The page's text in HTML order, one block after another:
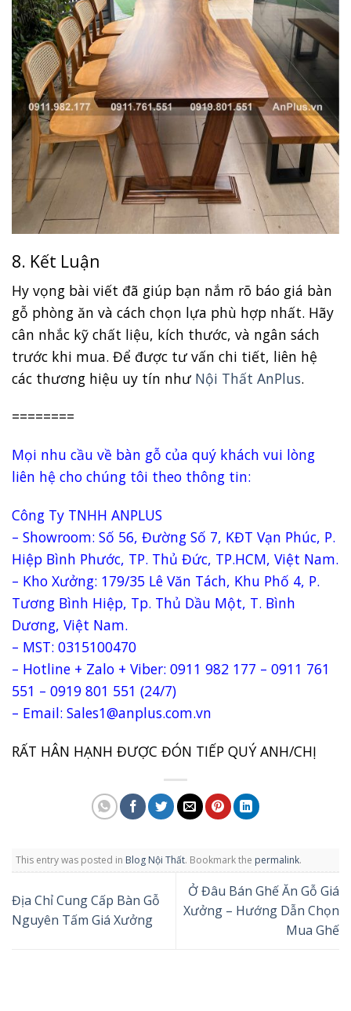
8. Kết Luận
Hy vọng bài viết đã giúp bạn nắm rõ báo giá bàn
gỗ phòng ăn và cách chọn lựa phù hợp nhất. Hãy
cân nhắc kỹ chất liệu, kích thước, và ngân sách
trước khi mua. Để được tư vấn chi tiết, liên hệ
các thương hiệu uy tín như Nội Thất AnPlus.
========
Mọi nhu cầu về bàn gỗ của quý khách vui lòng
liên hệ cho chúng tôi theo thông tin:
Công Ty TNHH ANPLUS
– Showroom: Số 56, Đường Số 7, KĐT Vạn Phúc, P.
Hiệp Bình Phước, TP. Thủ Đức, TP.HCM, Việt Nam.
– Kho Xưởng: 179/35 Lê Văn Tách, Khu Phố 4, P.
Tương Bình Hiệp, Tp. Thủ Dầu Một, T. Bình
Dương, Việt Nam.
– MST: 0315100470
– Hotline + Zalo + Viber: 0911 982 177 – 0911 761
551 – 0919 801 551 (24/7)
– Email: Sales1@anplus.com.vn
RẤT HÂN HẠNH ĐƯỢC ĐÓN TIẾP QUÝ ANH/CHỊ
This entry was posted in Blog Nội Thất. Bookmark the permalink.
Địa Chỉ Cung Cấp Bàn Gỗ
Nguyên Tấm Giá Xưởng
Ở Đâu Bán Ghế Ăn Gỗ Giá
Xưởng – Hướng Dẫn Chọn
Mua Ghế